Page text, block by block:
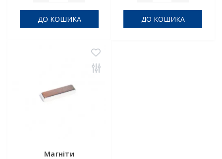
ДО КОШИКА ДО КОШИКА
Магніти